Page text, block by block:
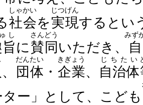
社会
しゃかい
を実現
じつげん
するとい
し
に賛同
さんどう
いただき、 自
みず
、 団体
だんたい
・ 企業
きぎょう
、 自治体
じちたい
ー」として、こども